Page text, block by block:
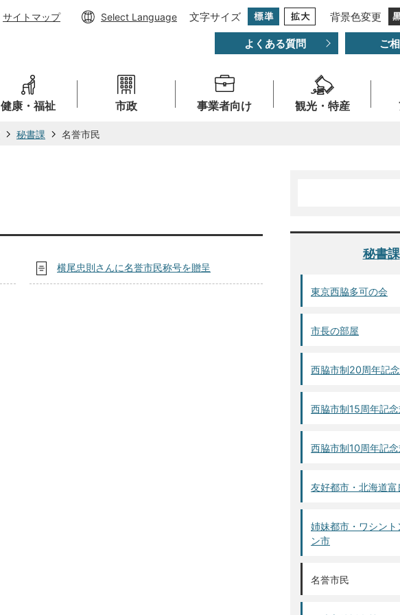
サイトマップ Select Language 文字サイズ 背景色変更
よくある質問 ご
健康・福祉 市政 事業者向け 観光・特産
秘書課 名誉市民
横尾忠則さんに名誉市民称号を贈呈
秘書課
東京西脇多可の会
市長の部屋
西脇市制20周年記
西脇市制15周年記
西脇市制10周年記
友好都市・北海道富
姉妹都市・ワシント
ン市
名誉市民